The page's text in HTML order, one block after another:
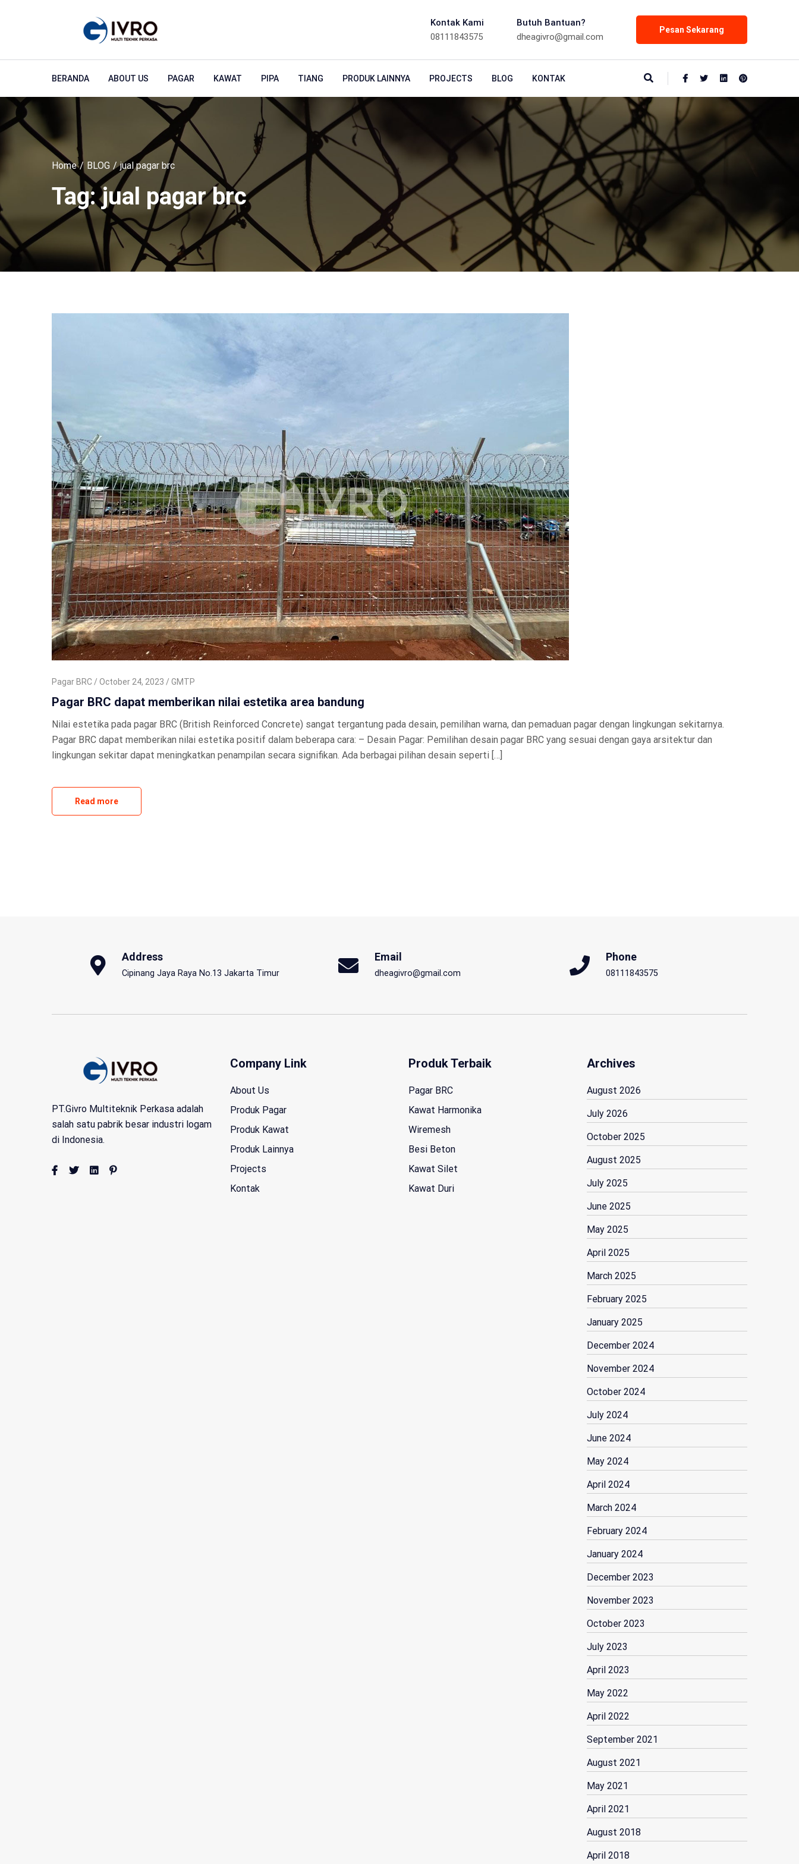
Pesan Sekarang
Kontak Kami
08111843575
Butuh Bantuan?
dheagivro@gmail.com
BERANDA ABOUT US PAGAR KAWAT PIPA TIANG PRODUK LAINNYA PROJECTS BLOG KONTAK
Home BLOG jual pagar brc
Tag:jual pagar brc
Pagar BRC October 24, 2023 GMTP
Pagar BRC dapat memberikan nilai estetika area bandung
Nilai estetika pada pagar BRC (British Reinforced Concrete) sangat tergantung pada desain, pemilihan warna, dan pemaduan pagar dengan lingkungan sekitarnya.
Pagar BRC dapat memberikan nilai estetika positif dalam beberapa cara: – Desain Pagar: Pemilihan desain pagar BRC yang sesuai dengan gaya arsitektur dan
lingkungan sekitar dapat meningkatkan penampilan secara signifikan. Ada berbagai pilihan desain seperti […]
Read more
Address
Cipinang Jaya Raya No.13 Jakarta Timur
Email
dheagivro@gmail.com
Phone
08111843575
PT.Givro Multiteknik Perkasa adalah
salah satu pabrik besar industri logam
di Indonesia.
Company Link
About Us
Produk Pagar
Produk Kawat
Produk Lainnya
Projects
Kontak
Produk Terbaik
Pagar BRC
Kawat Harmonika
Wiremesh
Besi Beton
Kawat Silet
Kawat Duri
Archives
August 2026
July 2026
October 2025
August 2025
July 2025
June 2025
May 2025
April 2025
March 2025
February 2025
January 2025
December 2024
November 2024
October 2024
July 2024
June 2024
May 2024
April 2024
March 2024
February 2024
January 2024
December 2023
November 2023
October 2023
July 2023
April 2023
May 2022
April 2022
September 2021
August 2021
May 2021
April 2021
August 2018
April 2018